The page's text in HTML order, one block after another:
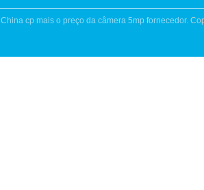
China cp mais o preço da câmera 5mp fornecedor.